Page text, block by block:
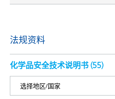
法规资料
化学品安全技术说明书 (55)